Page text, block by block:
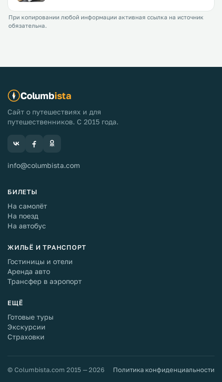
При копировании любой информации активная ссылка на источник
обязательна.
Columbista
Сайт о путешествиях и для
путешественников. С 2015 года.
info@columbista.com
БИЛЕТЫ
На самолёт
На поезд
На автобус
ЖИЛЬЁ И ТРАНСПОРТ
Гостиницы и отели
Аренда авто
Трансфер в аэропорт
ЕЩЁ
Готовые туры
Экскурсии
Страховки
© Columbista.com 2015 — 2026 Политика конфиденциальности